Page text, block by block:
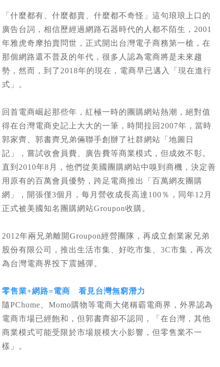
「什麼都有、什麼都賣、什麼都不奇怪」這句琅琅上口的
廣告台詞，相信歷經過網路石器時代的人都不陌生，2001
年雅虎奇摩拍賣問世，正式開出台灣電子商務第一槍，在
那個網路還不普及的年代，很多人認為電商將是未來趨
勢，然而，到了2018年的現在，電商早已邁入「現在進行
式」。
回首電商崛起那些年，紅極一時的團購網站熱潮，絕對值
得在台灣電商史記上大大的一筆，時間拉回2007年，當時
郭家齊、郭書齊兄弟倆聯手創辦了社群網站「地圖日
記」，嘗試收會員費、廣告費等商業模式，但成效不彰。
直到2010年8月，他們從美國團購網站中嗅到商機，決定善
用原有的百萬會員優勢，跨足電商推出「百萬網友團購
網」，開張僅3個月，每月營收成長高達100％，同年12月
正式被美國知名團購網站Groupon收購。
2012年兩兄弟離開Groupon經營團隊，再成立創業家兄弟
股份有限公司，推出生活市集、好吃市集、3C市集，再次
為台灣電商界投下震撼彈。
零售業+網路=電商 看見台灣無窮潛力
隨PChome、Momo購物等電商大佬稱霸電商界，外界認為
電商市場已經飽和，但郭書齊卻不認同，「在台灣，其他
商業模式可能受限於市場規模大小影響，但零售業不一
樣」。